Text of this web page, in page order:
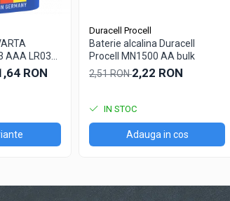
AAA LR03
RON
Duracell Procell
Baterie alcalina Duracell
Procell MN1500 AA bulk
2,51 RON2,22 RON
IN STOC
Adauga in cos